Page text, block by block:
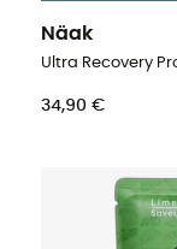
Näak
34,90 €